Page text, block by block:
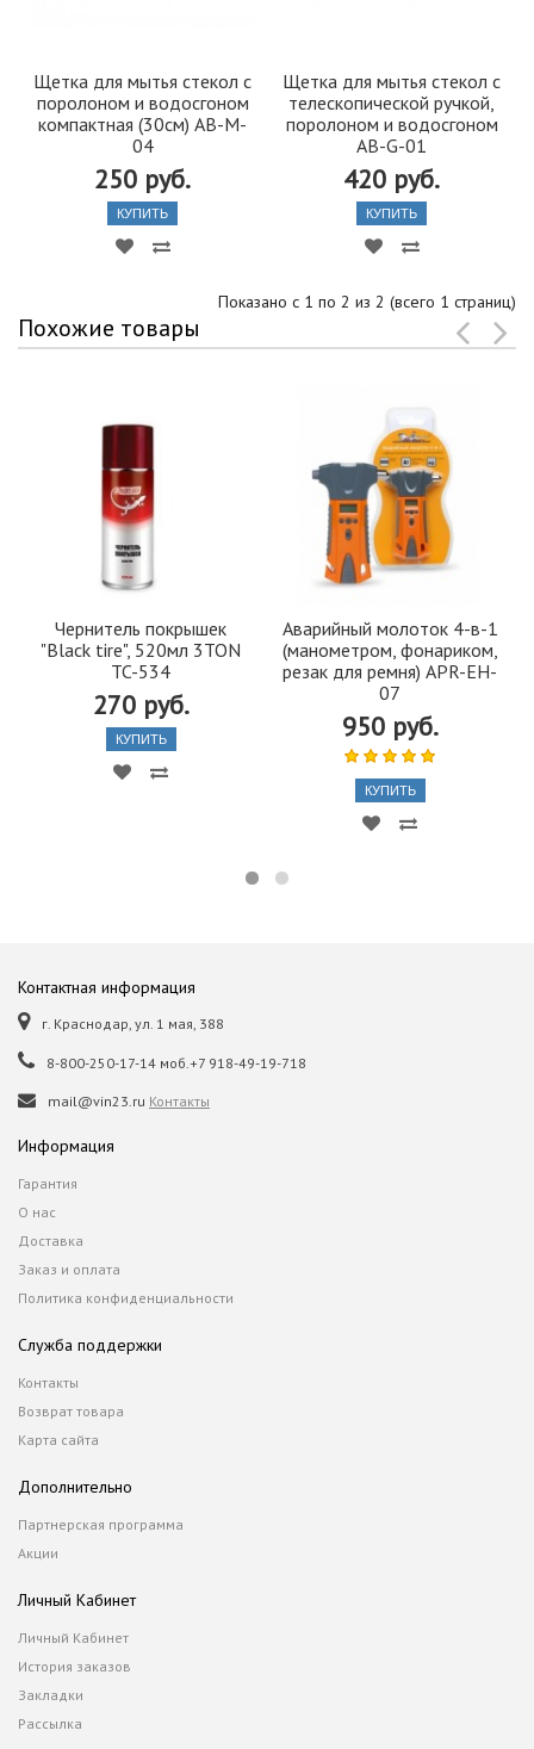
Щетка для мытья стекол с
поролоном и водосгоном
компактная (30см) AB-M-
04
250 руб.
КУПИТЬ
Щетка для мытья стекол с
телескопической ручкой,
поролоном и водосгоном
AB-G-01
420 руб.
КУПИТЬ
Показано с 1 по 2 из 2 (всего 1 страниц)
Похожие товары
Чернитель покрышек
"Black tire", 520мл 3TON
TC-534
270 руб.
КУПИТЬ
Аварийный молоток 4-в-1
(манометром, фонариком,
резак для ремня) APR-EH-
07
950 руб.
КУПИТЬ
Контактная информация
г. Краснодар, ул. 1 мая, 388
8-800-250-17-14 моб.+7 918-49-19-718
mail@vin23.ru Контакты
Информация
Гарантия
О нас
Доставка
Заказ и оплата
Политика конфиденциальности
Служба поддержки
Контакты
Возврат товара
Карта сайта
Дополнительно
Партнерская программа
Акции
Личный Кабинет
Личный Кабинет
История заказов
Закладки
Рассылка